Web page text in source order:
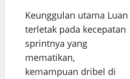
Keunggulan utama Luan
terletak pada kecepatan
sprintnya yang
mematikan,
kemampuan dribel di